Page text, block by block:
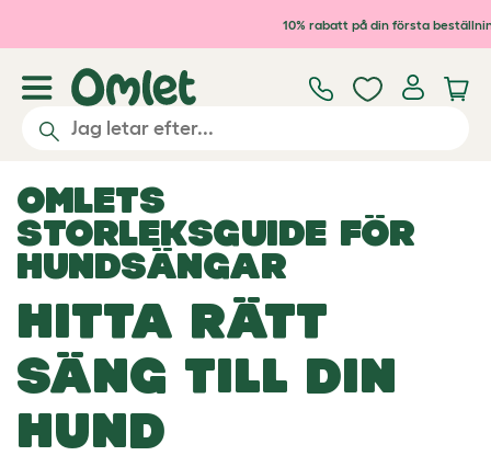
10% rabatt på din första
OMLETS
STORLEKSGUIDE FÖR
HUNDSÄNGAR
HITTA RÄTT
SÄNG TILL DIN
HUND